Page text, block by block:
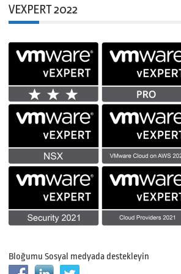
VEXPERT 2022
Bloğumu Sosyal medyada destekleyin